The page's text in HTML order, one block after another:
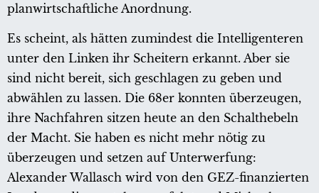
planwirtschaftliche Anordnung.
Es scheint, als hätten zumindest die Intelligenteren
unter den Linken ihr Scheitern erkannt. Aber sie
sind nicht bereit, sich geschlagen zu geben und
abwählen zu lassen. Die 68er konnten überzeugen,
ihre Nachfahren sitzen heute an den Schalthebeln
der Macht. Sie haben es nicht mehr nötig zu
überzeugen und setzen auf Unterwerfung:
Alexander Wallasch wird von den GEZ-finanzierten